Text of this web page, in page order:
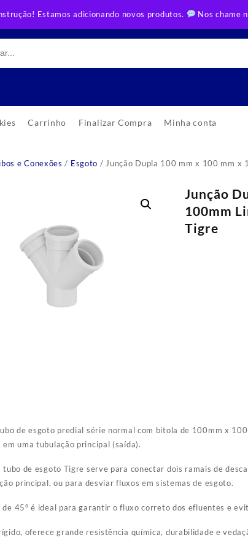
Estamos adicionando novos produtos. Nos chame
Carrinho Finalizar Compra Minha conta
e Conexões / Esgoto / Junção Dupla 100 mm x 100 mm x
Junção
100mm
Tigre
de esgoto predial série normal com bitola de 100mm x
uma tubulação principal (saída).
tubo de esgoto Tigre serve para conectar dois ramais de
principal, ou para desviar fluxos em sistemas de esgoto.
de 45° é ideal para garantir o fluxo correto dos efluentes e
oferece grande resistência química, durabilidade e